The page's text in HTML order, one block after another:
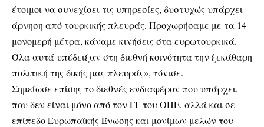
έτοιμοι να συνεχίσει τις υπηρεσίες, δυστυχώς υπάρχει
άρνηση από τουρκικής πλευράς. Προχωρήσαμε με τα 14
μονομερή μέτρα, κάναμε κινήσεις στα ευρωτουρκικά.
Όλα αυτά υπέδειξαν στη διεθνή κοινότητα την ξεκάθαρη
πολιτική της δικής μας πλευράς», τόνισε.
Σημείωσε επίσης το διεθνές ενδιαφέρον που υπάρχει,
που δεν είναι μόνο από τον ΓΓ του ΟΗΕ, αλλά και σε
επίπεδο Ευρωπαϊκής Ένωσης και μονίμων μελών του